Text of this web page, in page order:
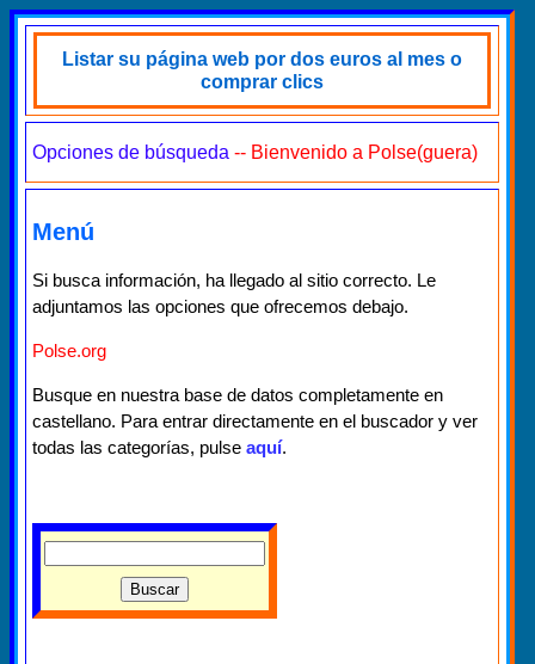
Listar su página web por dos euros al mes o
comprar clics
Opciones de búsqueda -- Bienvenido a Polse(guera)
Menú
Si busca información, ha llegado al sitio correcto. Le
adjuntamos las opciones que ofrecemos debajo.
Polse.org
Busque en nuestra base de datos completamente en
castellano. Para entrar directamente en el buscador y ver
todas las categorías, pulse aquí.